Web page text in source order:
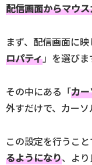
配信画面からマウ
まず、配信画面に
ロパティ」を選びま
その中にある「カ
外すだけで、カーソ
この設定を行うこ
るようになり、よ